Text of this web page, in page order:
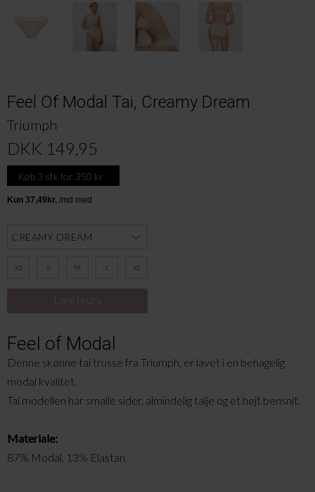
Feel Of Modal Tai, Creamy Dream
Triumph
DKK 149,95
Køb 3 stk for 350 kr
XS S M L XL
Feel of Modal
Denne skønne tai trusse fra Triumph, er lavet i en behagelig
modal kvalitet.
Tai modellen har smalle sider, almindelig talje og et højt bensnit.
Materiale:
87% Modal, 13% Elastan.